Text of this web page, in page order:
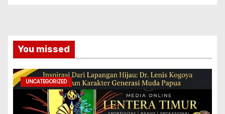
You missed
UNCATEGORIZED